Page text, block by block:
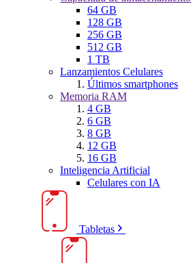
64 GB
128 GB
256 GB
512 GB
1 TB
Lanzamientos Celulares
Últimos smartphones
Memoria RAM
4 GB
6 GB
8 GB
12 GB
16 GB
Inteligencia Artificial
Celulares con IA
Tabletas